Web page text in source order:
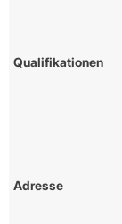
Qualifikationen
Adresse